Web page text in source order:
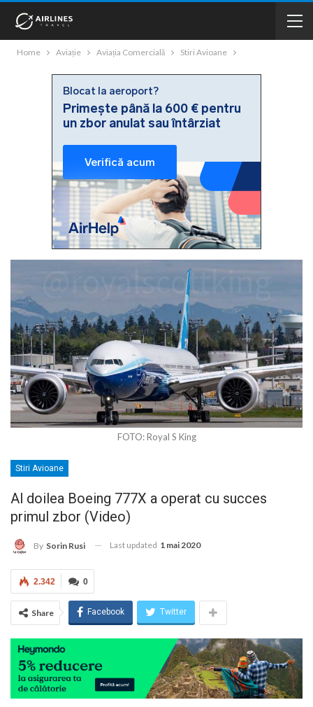
Home Aviație Aviația Comercială Stiri Avioane
FOTO: Royal S King
Stiri Avioane
Al doilea Boeing 777X a operat cu succes
primul zbor (Video)
By Sorin Rusi Last updated 1 mai 2020
0
2.342
Share Facebook Twitter